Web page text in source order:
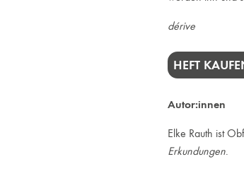
dérive
HEFT
Autor:innen
Elke Rauth ist
Erkundungen.